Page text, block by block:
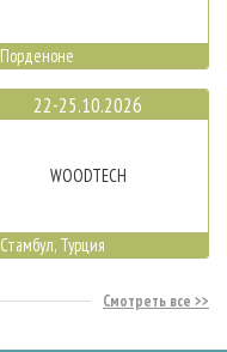
Порденоне
22-25.10.2026
WOODTECH
Стамбул, Турция
Смотреть все